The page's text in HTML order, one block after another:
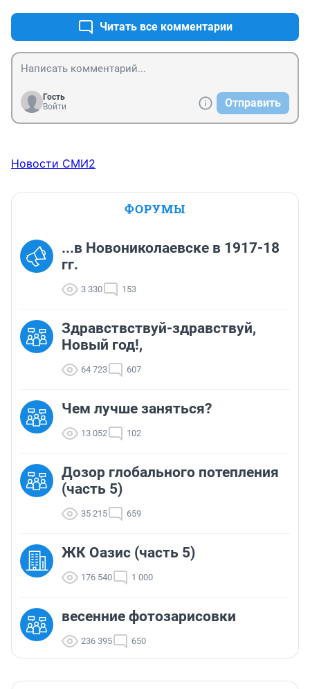
Читать все комментарии
Гость
Войти
Отправить
Новости СМИ2
ФОРУМЫ
...в Новониколаевске в 1917-18
гг.
3 330 153
Здравствствуй-здравствуй,
Новый год!,
64 723 607
Чем лучше заняться?
13 052 102
Дозор глобального потепления
(часть 5)
35 215 659
ЖК Оазис (часть 5)
176 540 1 000
весенние фотозарисовки
236 395 650